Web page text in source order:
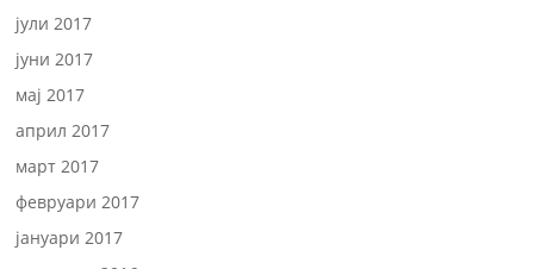
јули 2017
јуни 2017
мај 2017
април 2017
март 2017
февруари 2017
јануари 2017